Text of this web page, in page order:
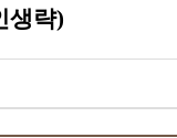
생략)